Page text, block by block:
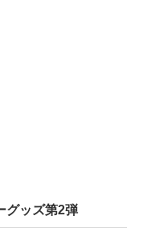
グッズ第2弾